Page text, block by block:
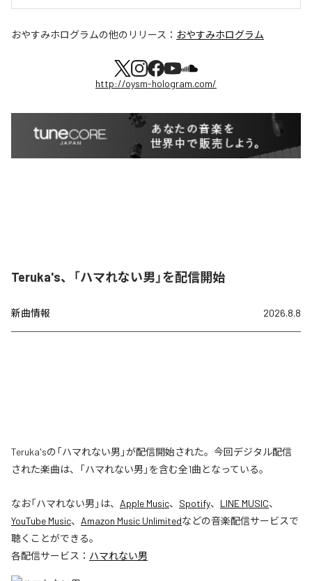
おやすみホログラムの他のリリース： おやすみホログラム
http://oysm-hologram.com/
Teruka's、「ハマれない男」を配信開始
新曲情報 2026.8.8
Teruka'sの「ハマれない男」が配信開始された。今回デジタル配信
された楽曲は、「ハマれない男」を含む全1曲となっている。
なお「ハマれない男 」は、 Apple Music、 Spotify、 LINE MUSIC、
YouTube Music、 Amazon Music Unlimitedなどの音楽配信サービスで
聴くことができる。
各配信サービス： ハマれない男